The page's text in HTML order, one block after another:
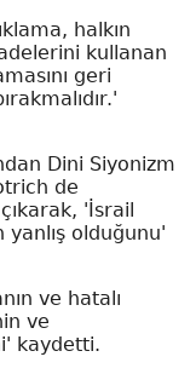
halkın
kullanan
geri
Dini Siyonizm
de
'İsrail
yanlış olduğunu'
ve hatalı
ve
kaydetti.